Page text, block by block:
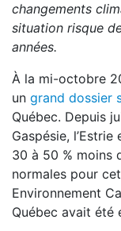
changements
situation risque
années.
À la mi-octobre
un grand dossier
Québec. Depuis
Gaspésie,
30 à 50 % moins
normales pour
Environnement
Québec avait été